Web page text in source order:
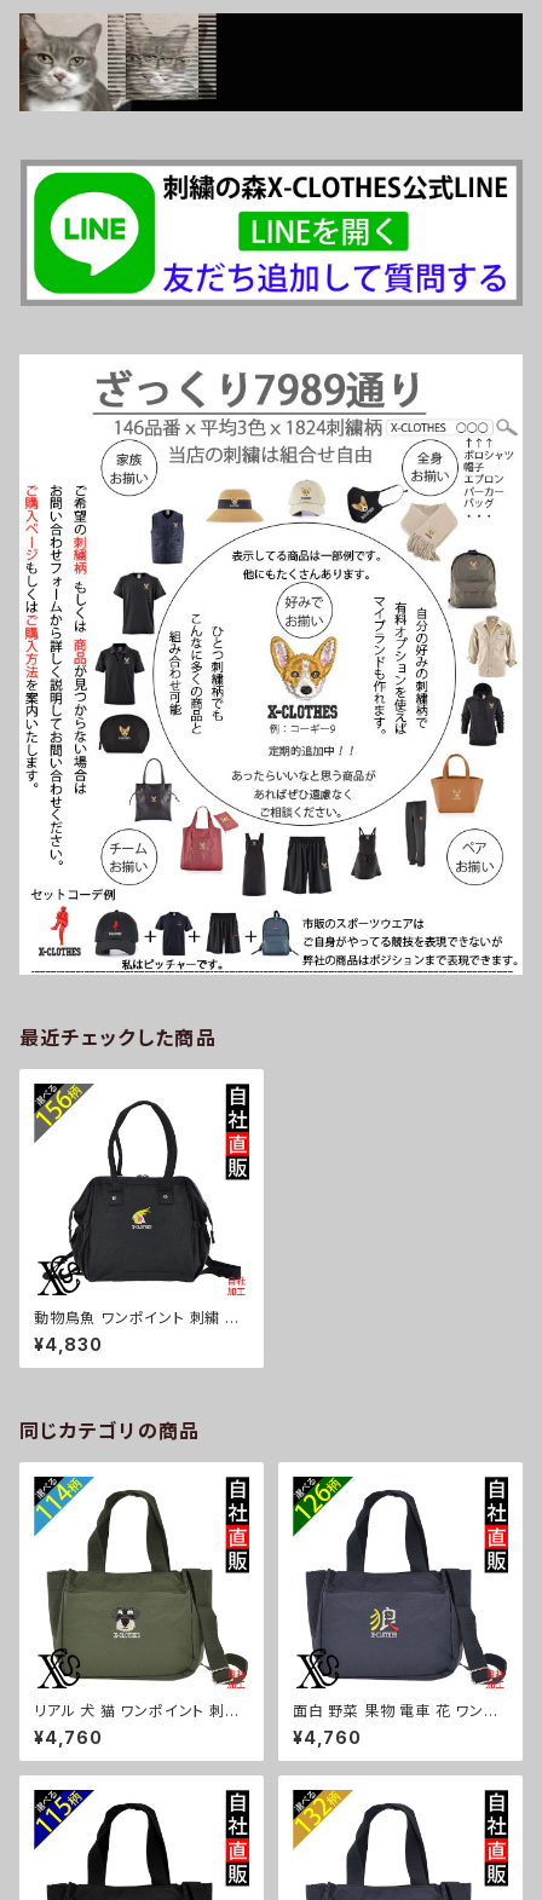
最近チェックした商品
動物鳥魚 ワンポイント 刺繍 ト
ートバッグ ショルダー リュック
レディース ナイロン 雑貨 グッズ
自社ブランド 柄 馬 豚 魚 シマエ
6-s
¥4,830
同じカテゴリの商品
リアル 犬 猫 ワンポイント 刺繍
トート ショルダーバッグ カジュ
アル 軽量 レディース メンズ 雑
貨 グッズ 自社ブランド 柄 ギフト
ザー パグ ビションフリーゼ ori-
a-bg181-b10-s
¥4,760
面白 野菜 果物 電車 花 ワンポ
イント 刺繍トート ショルダーバ
ッグ カジュアル 軽量 レディース
メンズ 雑貨 グッズ 自社ブランド
鳥獣戯画 富士山 パチンコ ori-
a-bg181-b09-s
¥4,760